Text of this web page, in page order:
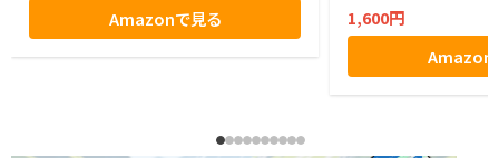
Amazonで見る
1,600円
Amazon